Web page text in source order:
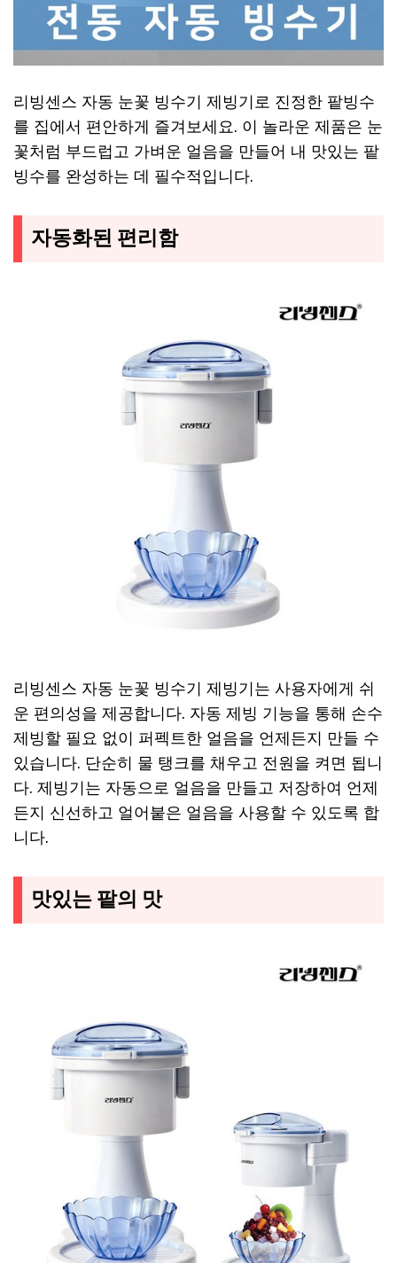
리빙센스 자동 눈꽃 빙수기 제빙기로 진정한 팥빙수
를 집에서 편안하게 즐겨보세요. 이 놀라운 제품은 눈
꽃처럼 부드럽고 가벼운 얼음을 만들어 내 맛있는 팥
빙수를 완성하는 데 필수적입니다.
자동화된 편리함
리빙센스 자동 눈꽃 빙수기 제빙기는 사용자에게 쉬
운 편의성을 제공합니다. 자동 제빙 기능을 통해 손수
제빙할 필요 없이 퍼펙트한 얼음을 언제든지 만들 수
있습니다. 단순히 물 탱크를 채우고 전원을 켜면 됩니
다. 제빙기는 자동으로 얼음을 만들고 저장하여 언제
든지 신선하고 얼어붙은 얼음을 사용할 수 있도록 합
니다.
맛있는 팥의 맛